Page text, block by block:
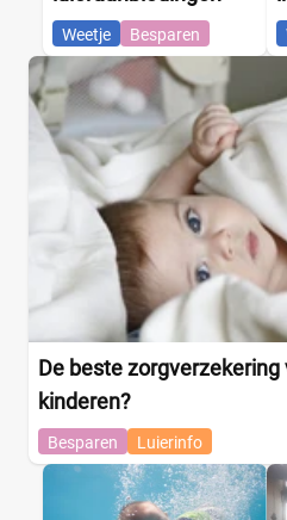
Weetje Besparen
De beste zorgverzekering
kinderen?
Besparen Luierinfo